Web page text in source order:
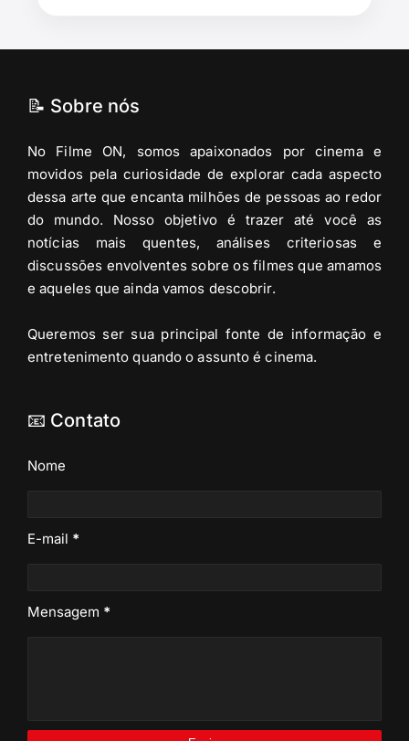
📝 Sobre nós
No Filme ON, somos apaixonados por cinema e
movidos pela curiosidade de explorar cada aspecto
dessa arte que encanta milhões de pessoas ao redor
do mundo. Nosso objetivo é trazer até você as
notícias mais quentes, análises criteriosas e
discussões envolventes sobre os filmes que amamos
e aqueles que ainda vamos descobrir.
Queremos ser sua principal fonte de informação e
entretenimento quando o assunto é cinema.
📧 Contato
Nome
E-mail *
Mensagem *